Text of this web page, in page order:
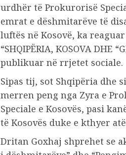
urdhër të Prokurorisë
emrat e dëshmitarëve të
luftës në Kosovë, ka
“SHQIPËRIA, KOSOVA DHE
publikuar në rrjetet sociale.
Sipas tij, sot Shqipëria dhe
merren peng nga Zyra e
Speciale e Kosovës, pasi
të Kosovës duke e kthyer
Dritan Goxhaj shprehet se